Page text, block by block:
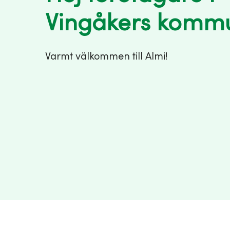
Vingåkers
Varmt välkommen till Almi!